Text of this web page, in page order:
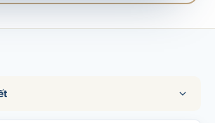
LỊCH HỌC